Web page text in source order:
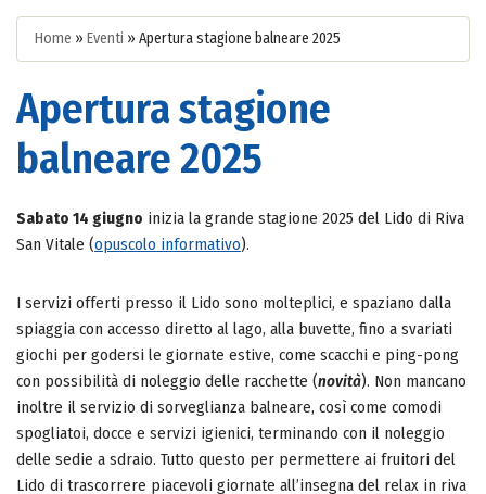
Home » Eventi » Apertura stagione balneare 2025
Apertura stagione
balneare 2025
Sabato 14 giugno inizia la grande stagione 2025 del Lido di Riva
San Vitale (opuscolo informativo).
I servizi offerti presso il Lido sono molteplici, e spaziano dalla
spiaggia con accesso diretto al lago, alla buvette, fino a svariati
giochi per godersi le giornate estive, come scacchi e ping-pong
con possibilità di noleggio delle racchette (novità). Non mancano
inoltre il servizio di sorveglianza balneare, così come comodi
spogliatoi, docce e servizi igienici, terminando con il noleggio
delle sedie a sdraio. Tutto questo per permettere ai fruitori del
Lido di trascorrere piacevoli giornate all’insegna del relax in riva